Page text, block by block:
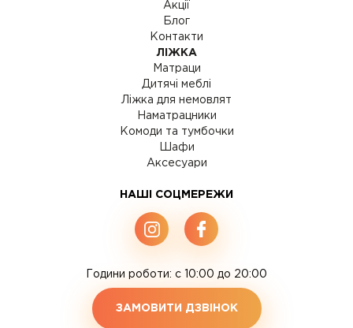
Акції
Блог
Контакти
ЛІЖКА
Матраци
Дитячі меблі
Ліжка для немовлят
Наматрацники
Комоди та тумбочки
Шафи
Аксесуари
НАШІ СОЦМЕРЕЖИ
Години роботи: c 10:00 до 20:00
ЗАМОВИТИ ДЗВІНОК